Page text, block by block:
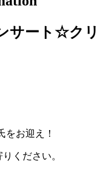
サート☆クリ
をお迎え！
ください。